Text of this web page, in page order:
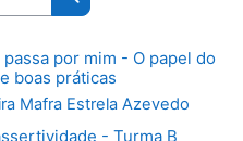
Pesquisar disciplinas
por mim - O papel do
boas práticas
Mafra Estrela Azevedo
- Turma B